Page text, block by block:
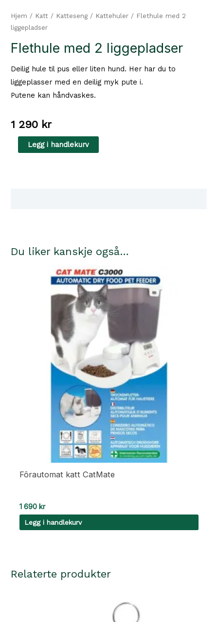
Hjem / Katt / Katteseng / Kattehuler / Flethule med 2
liggepladser
Flethule med 2 liggepladser
Deilig hule til pus eller liten hund. Her har du to
liggeplasser med en deilig myk pute i.
Putene kan håndvaskes.
1 290 kr
Flethule
med
Legg i handlekurv
Du liker kanskje også…
Fôrautomat katt CatMate
1 690 kr
Legg i handlekurv
Relaterte produkter